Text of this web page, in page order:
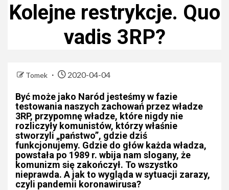
Kolejne restrykcje. Quo
vadis 3RP?
Tomek 2020-04-04
Być może jako Naród jesteśmy w fazie
testowania naszych zachowań przez władze
3RP, przypomnę władze, które nigdy nie
rozliczyły komunistów, którzy właśnie
stworzyli „państwo”, gdzie dziś
funkcjonujemy. Gdzie do głów każda władza,
powstała po 1989 r. wbija nam slogany, że
komunizm się zakończył. To wszystko
nieprawda. A jak to wygląda w sytuacji zarazy,
czyli pandemii koronawirusa?